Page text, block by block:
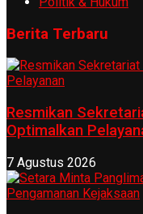
Berita Terbaru
Resmikan
Optimalkan
7 Agustus 2026